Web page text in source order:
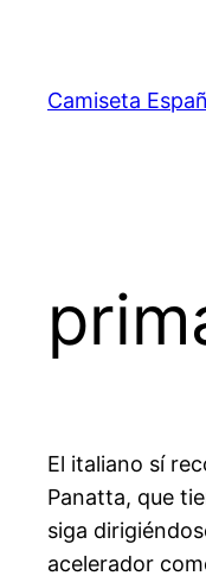
contenido
Camiseta
El italiano sí
Panatta, que
siga
acelerador